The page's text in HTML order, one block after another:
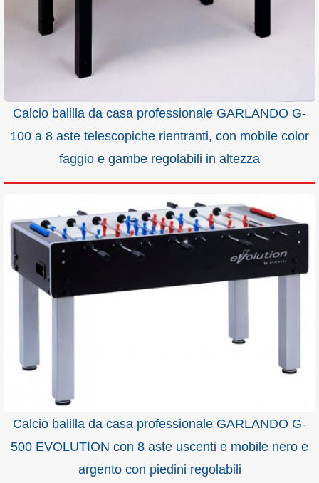
Calcio balilla da casa professionale GARLANDO G-
100 a 8 aste telescopiche rientranti, con mobile color
faggio e gambe regolabili in altezza
Calcio balilla da casa professionale GARLANDO G-
500 EVOLUTION con 8 aste uscenti e mobile nero e
argento con piedini regolabili